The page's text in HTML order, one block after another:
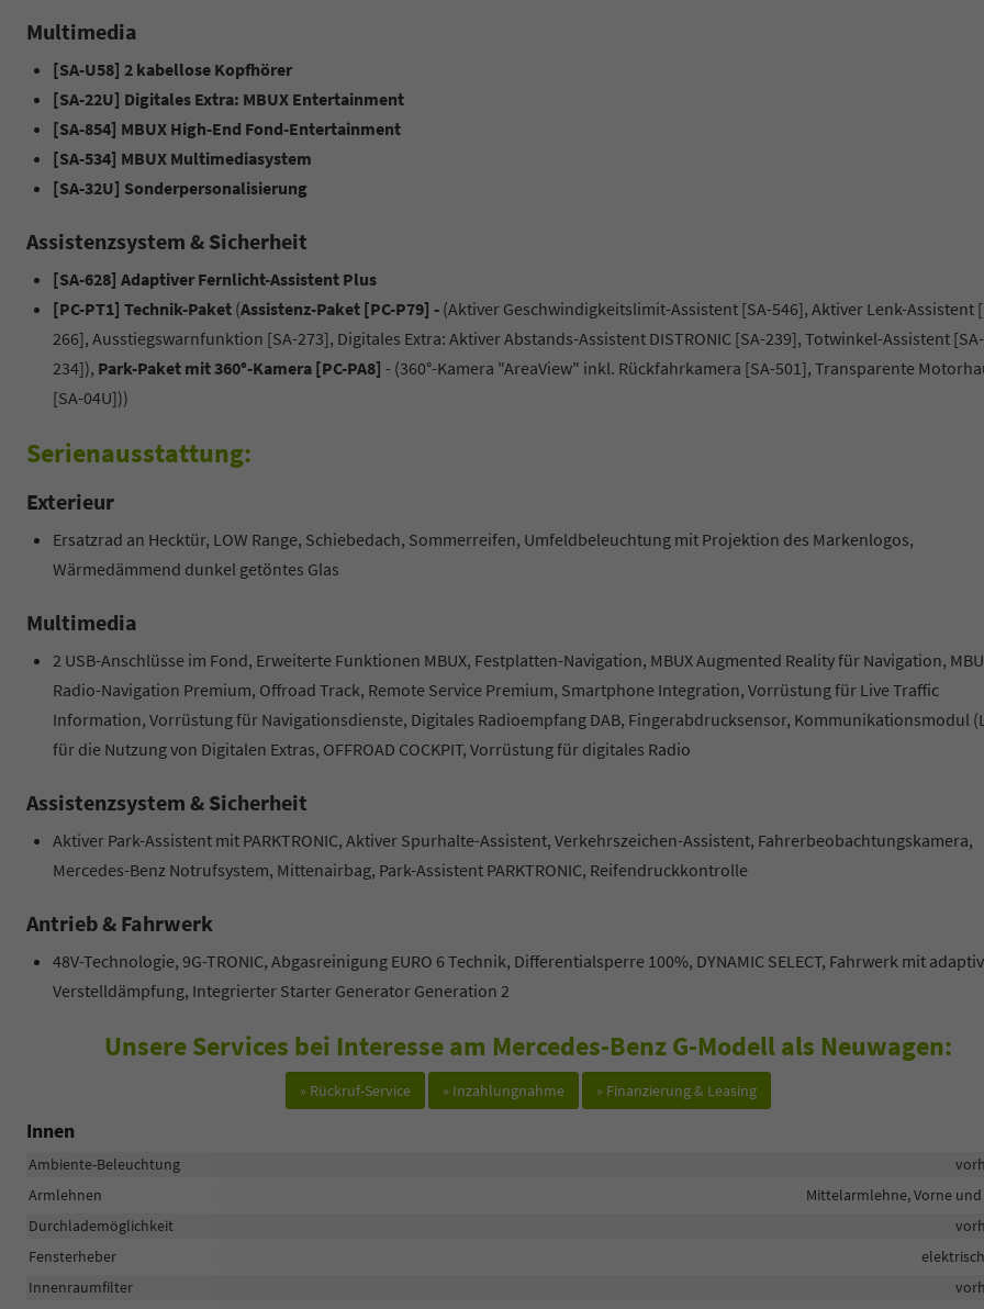
Multimedia
[SA-U58] 2 kabellose Kopfhörer
[SA-22U] Digitales Extra: MBUX Entertainment
[SA-854] MBUX High-End Fond-Entertainment
[SA-534] MBUX Multimediasystem
[SA-32U] Sonderpersonalisierung
Assistenzsystem & Sicherheit
[SA-628] Adaptiver Fernlicht-Assistent Plus
[PC-PT1] Technik-Paket (Assistenz-Paket [PC-P79] - (Aktiver Geschwindigkeitslimit-Assistent [SA-546], Aktiver Lenk-Assistent
266], Ausstiegswarnfunktion [SA-273], Digitales Extra: Aktiver Abstands-Assistent DISTRONIC [SA-239], Totwinkel-Assistent [SA-
234]), Park-Paket mit 360°-Kamera [PC-PA8] - (360°-Kamera "AreaView" inkl. Rückfahrkamera [SA-501], Transparente
[SA-04U]))
Serienausstattung:
Exterieur
Ersatzrad an Hecktür, LOW Range, Schiebedach, Sommerreifen, Umfeldbeleuchtung mit Projektion des Markenlogos,
Wärmedämmend dunkel getöntes Glas
Multimedia
2 USB-Anschlüsse im Fond, Erweiterte Funktionen MBUX, Festplatten-Navigation, MBUX Augmented Reality für Navigation,
Radio-Navigation Premium, Offroad Track, Remote Service Premium, Smartphone Integration, Vorrüstung für Live Traffic
Information, Vorrüstung für Navigationsdienste, Digitales Radioempfang DAB, Fingerabdrucksensor, Kommunikationsmodul
für die Nutzung von Digitalen Extras, OFFROAD COCKPIT, Vorrüstung für digitales Radio
Assistenzsystem & Sicherheit
Aktiver Park-Assistent mit PARKTRONIC, Aktiver Spurhalte-Assistent, Verkehrszeichen-Assistent, Fahrerbeobachtungskamera,
Mercedes-Benz Notrufsystem, Mittenairbag, Park-Assistent PARKTRONIC, Reifendruckkontrolle
Antrieb & Fahrwerk
48V-Technologie, 9G-TRONIC, Abgasreinigung EURO 6 Technik, Differentialsperre 100%, DYNAMIC SELECT, Fahrwerk mit
Verstelldämpfung, Integrierter Starter Generator Generation 2
Unsere Services bei Interesse am Mercedes-Benz G-Modell als Neuwagen:
» Rückruf-Service » Inzahlungnahme » Finanzierung & Leasing
Innen
Ambiente-Beleuchtung
Armlehnen
Mittelarmlehne, Vorne
Durchlademöglichkeit
Fensterheber
Innenraumfilter